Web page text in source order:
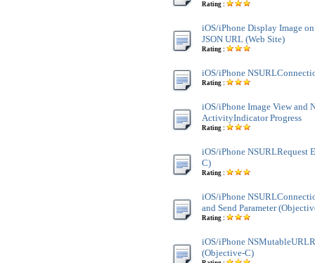
Rating :
iOS/iPhone Display Image
JSON URL (Web Site)
Rating :
iOS/iPhone
Rating :
iOS/iPhone Image View and
ActivityIndicator Progress
Rating :
iOS/iPhone NSURLRequest
C)
Rating :
iOS/iPhone
and Send Parameter
Rating :
iOS/iPhone
(Objective-C)